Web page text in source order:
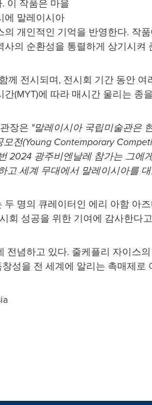
이 작품은 마을
에 말레이시아
개인적인 기억을 반영한다. 작
의 순환성을 통렬하게 상기시켜
께 전시되며, 전시회 기간 동안
(MYT)에 따라 매시간 울리는
장은 "말레이시아 국립미술관은
전(Young Contemporary
2024 광주비엔날레 참가는 그
고 세계 무대에서 말레이시아를
명의 큐레이터인 에리 아함 아
회 성공을 위한 기여에 감사한다
전념하고 있다. 줄케플리 자이스
성을 전 세계에 알리는 촉매제로